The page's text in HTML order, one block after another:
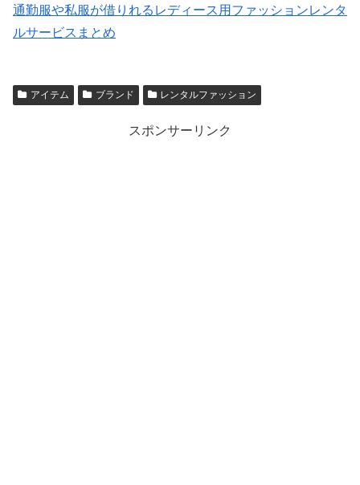
通勤服や私服が借りれるレディース用ファッションレンタ
ルサービスまとめ
アイテム ブランド レンタルファッション
スポンサーリンク